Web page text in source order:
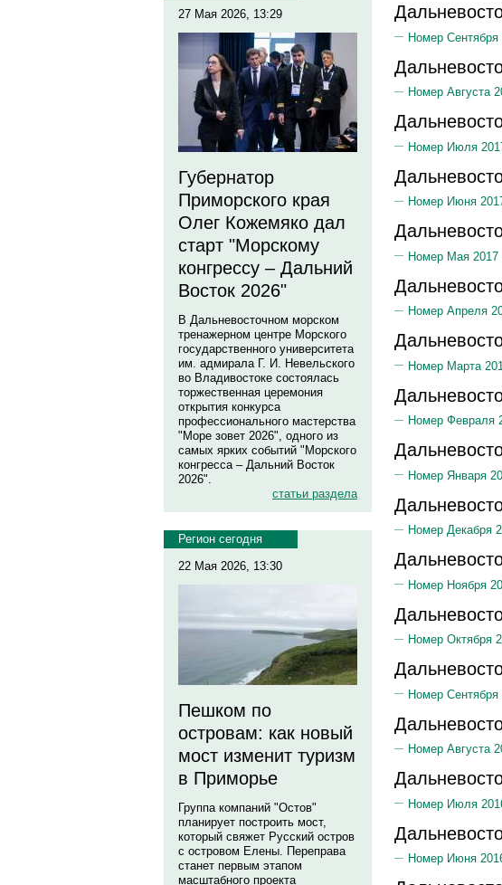
27 Мая 2026, 13:29
Губернатор
Приморского края
Олег Кожемяко дал
старт "Морскому
конгрессу – Дальний
Восток 2026"
В Дальневосточном морском
тренажерном центре Морского
государственного университета
им. адмирала Г. И. Невельского
во Владивостоке состоялась
торжественная церемония
открытия конкурса
профессионального мастерства
"Море зовет 2026", одного из
самых ярких событий "Морского
конгресса – Дальний Восток
2026".
статьи раздела
Регион сегодня
22 Мая 2026, 13:30
Пешком по
островам: как новый
мост изменит туризм
в Приморье
Группа компаний "Остов"
планирует построить мост,
который свяжет Русский остров
с островом Елены. Переправа
станет первым этапом
масштабного проекта
Номер Сентября
Номер Августа
Номер Июля
Номер Июня
Номер Мая 2017
Номер Апреля
Номер Марта
Номер Февраля
Номер Января
Номер Декабря
Номер Ноября
Номер Октября
Номер Сентября
Номер Августа
Номер Июля
Номер Июня